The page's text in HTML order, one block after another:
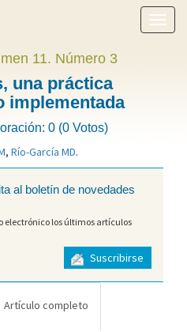
menú
11. Número 3
una práctica
implementada
0 (0 Votos)
, Río-García MD.
al boletín de novedades
electrónico los últimos artículos
Suscribirse
Artículo completo